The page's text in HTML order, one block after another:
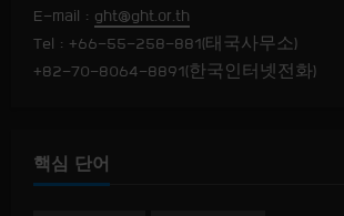
E-mail : ght@ght.or.th
Tel : +66-55-258-881(태국사무소)
+82-70-8064-8891(한국인터넷전화)
핵심 단어